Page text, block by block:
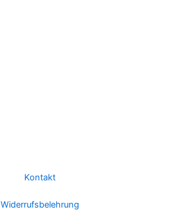
Kontakt
Widerrufsbelehrung